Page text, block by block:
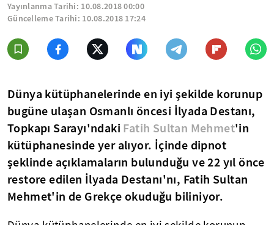
Yayınlanma Tarihi: 10.08.2018 00:00
Güncelleme Tarihi: 10.08.2018 17:24
Dünya kütüphanelerinde en iyi şekilde korunup
bugüne ulaşan Osmanlı öncesi İlyada Destanı,
Topkapı Sarayı'ndaki Fatih Sultan Mehmet'in
kütüphanesinde yer alıyor. İçinde dipnot
şeklinde açıklamaların bulunduğu ve 22 yıl önce
restore edilen İlyada Destanı'nı, Fatih Sultan
Mehmet'in de Grekçe okuduğu biliniyor.